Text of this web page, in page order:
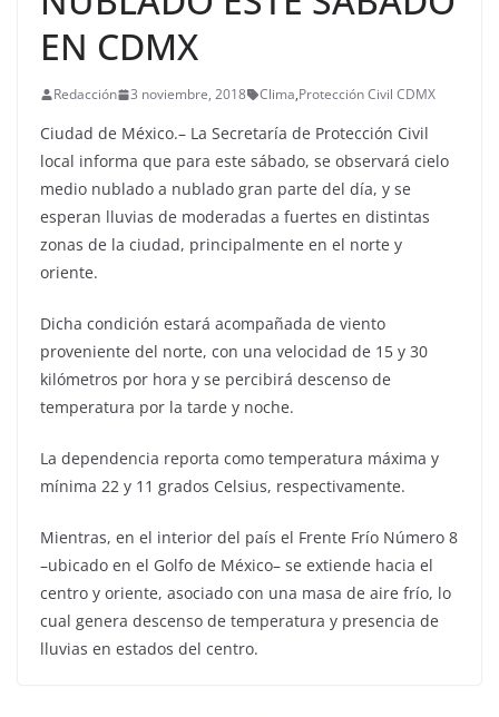
EN CDMX
Redacción 3 noviembre, 2018 Clima,Protección Civil CDMX
Ciudad de México.– La Secretaría de Protección Civil
local informa que para este sábado, se observará cielo
medio nublado a nublado gran parte del día, y se
esperan lluvias de moderadas a fuertes en distintas
zonas de la ciudad, principalmente en el norte y
oriente.
Dicha condición estará acompañada de viento
proveniente del norte, con una velocidad de 15 y 30
kilómetros por hora y se percibirá descenso de
temperatura por la tarde y noche.
La dependencia reporta como temperatura máxima y
mínima 22 y 11 grados Celsius, respectivamente.
Mientras, en el interior del país el Frente Frío Número 8
–ubicado en el Golfo de México– se extiende hacia el
centro y oriente, asociado con una masa de aire frío, lo
cual genera descenso de temperatura y presencia de
lluvias en estados del centro.